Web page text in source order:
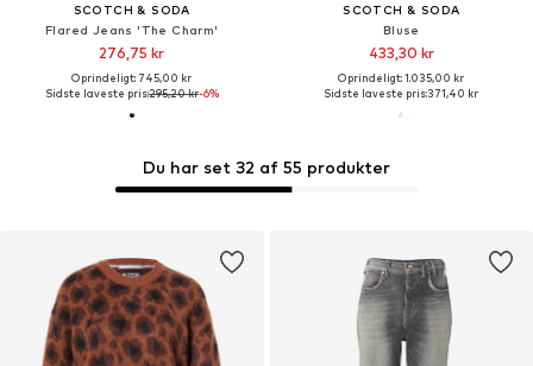
Du har set 32 af 55 produkter
SCOTCH & SODA
Flared Jeans 'The Charm'
276,75 kr
Oprindeligt: 745,00 kr
Sidste laveste pris:295,20 kr-6%
SCOTCH & SODA
Bluse
433,30 kr
Oprindeligt: 1.035,00 kr
Sidste laveste pris:371,40 kr